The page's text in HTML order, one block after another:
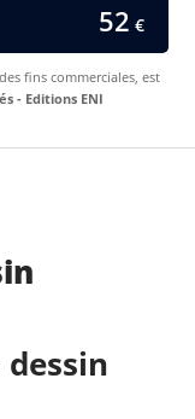
52 €
fins commerciales, est
- Editions ENI